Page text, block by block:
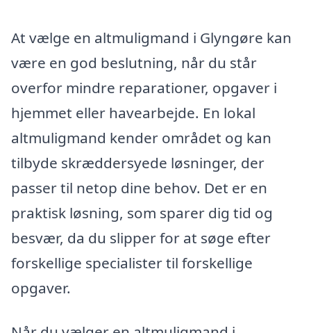
At vælge en altmuligmand i Glyngøre kan
være en god beslutning, når du står
overfor mindre reparationer, opgaver i
hjemmet eller havearbejde. En lokal
altmuligmand kender området og kan
tilbyde skræddersyede løsninger, der
passer til netop dine behov. Det er en
praktisk løsning, som sparer dig tid og
besvær, da du slipper for at søge efter
forskellige specialister til forskellige
opgaver.